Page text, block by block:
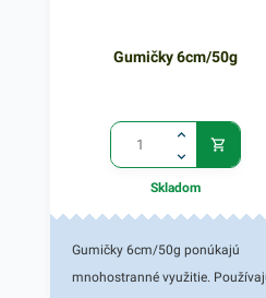
Gumičky 6cm/50g
Skladom
Gumičky 6cm/50g ponúkajú
mnohostranné využitie.